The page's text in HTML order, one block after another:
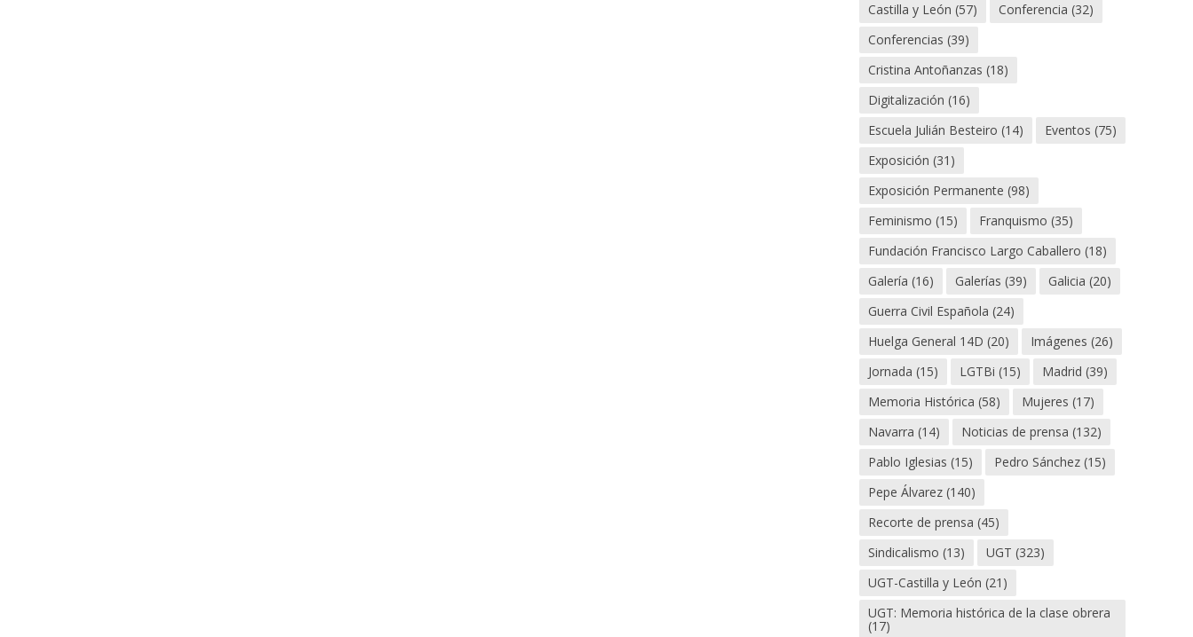
Castilla y León (57) Conferencia (32)
Conferencias (39)
Cristina Antoñanzas (18)
Digitalización (16)
Escuela Julián Besteiro (14) Eventos (75)
Exposición (31)
Exposición Permanente (98)
Feminismo (15) Franquismo (35)
Fundación Francisco Largo Caballero (18)
Galería (16) Galerías (39) Galicia (20)
Guerra Civil Española (24)
Huelga General 14D (20) Imágenes (26)
Jornada (15) LGTBi (15) Madrid (39)
Memoria Histórica (58) Mujeres (17)
Navarra (14) Noticias de prensa (132)
Pablo Iglesias (15) Pedro Sánchez (15)
Pepe Álvarez (140)
Recorte de prensa (45)
Sindicalismo (13) UGT (323)
UGT-Castilla y León (21)
UGT: Memoria histórica de la clase obrera
(17)